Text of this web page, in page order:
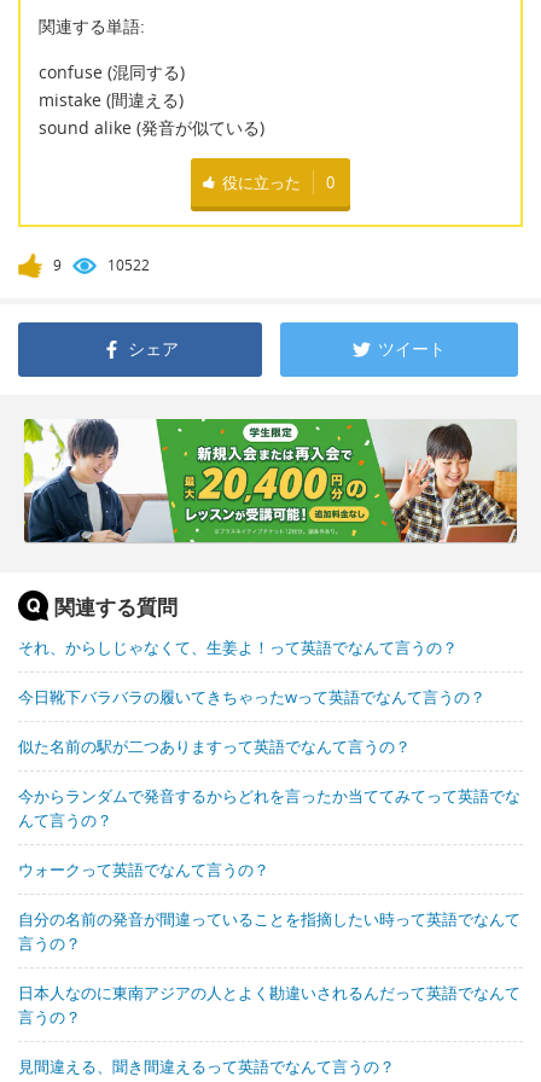
関連する単語:
confuse (混同する)
mistake (間違える)
sound alike (発音が似ている)
役に立った 0
9 10522
シェア ツイート
関連する質問
それ、からしじゃなくて、生姜よ！って英語でなんて言うの？
今日靴下バラバラの履いてきちゃったwって英語でなんて言うの？
似た名前の駅が二つありますって英語でなんて言うの？
今からランダムで発音するからどれを言ったか当ててみてって英語でな
んて言うの？
ウォークって英語でなんて言うの？
自分の名前の発音が間違っていることを指摘したい時って英語でなんて
言うの？
日本人なのに東南アジアの人とよく勘違いされるんだって英語でなんて
言うの？
見間違える、聞き間違えるって英語でなんて言うの？